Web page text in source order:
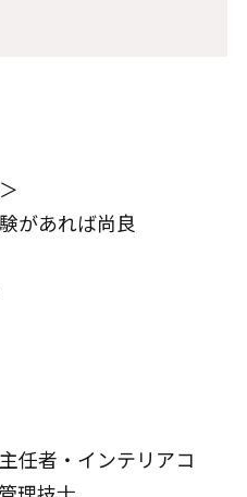
があれば尚良
任者・インテリアコ